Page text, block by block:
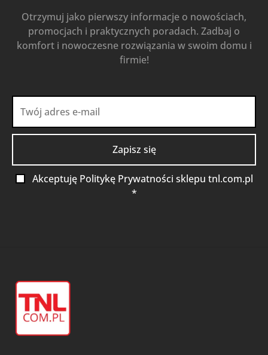
Otrzymuj jako pierwszy informacje o nowościach,
promocjach i praktycznych poradach. Zadbaj o
komfort i nowoczesne rozwiązania w swoim domu i
firmie!
Akceptuję Politykę Prywatności sklepu tnl.com.pl
*